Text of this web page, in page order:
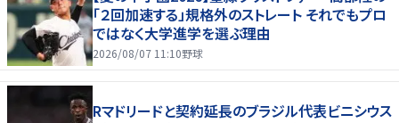
「２回加速する」規格外のストレート それでもプロ
ではなく大学進学を選ぶ理由
2026/08/07 11:10野球
Rマドリードと契約延長のブラジル代表ビニシウス